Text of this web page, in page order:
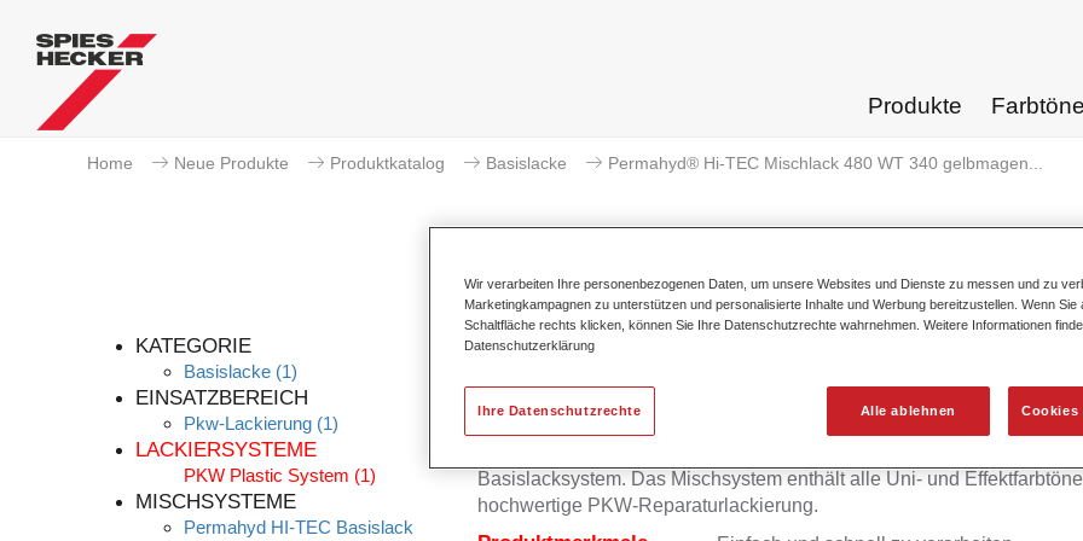
Produkte Farbtöne
Home Neue Produkte Produktkatalog Basislacke Permahyd® Hi-TEC Mischlack 480 WT 340 gelbmagen...
KATEGORIE
Basislacke (1)
EINSATZBEREICH
Pkw-Lackierung (1)
LACKIERSYSTEME
PKW Plastic System (1)
MISCHSYSTEME
Permahyd HI-TEC Basislack
Permahyd® Hi-TEC Mischlack
Basislacksystem. Das Mischsystem enthält alle Uni- und
hochwertige PKW-Reparaturlackierung.
Wir verarbeiten Ihre personenbezogenen Daten, um unsere Websites und Dienste zu messen und zu
Marketingkampagnen zu unterstützen und personalisierte Inhalte und Werbung bereitzustellen. Wenn Sie
Schaltfläche rechts klicken, können Sie Ihre Datenschutzrechte wahrnehmen. Weitere Informationen
Datenschutzerklärung
Alle ablehnen Cookies
Ihre Datenschutzrechte